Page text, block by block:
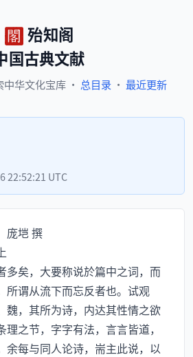
殆知阁
国古典文献
中华文化宝库 · 总目录 · 最近更新
22:52:21 UTC
垲 撰
矣，大要称说於篇中之词，而
所谓从流下而忘反者也。试观
魏，其所为诗，内达其性情之欲
之节，字字有法，言言皆道，
余每与同人论诗，耑主此说，以